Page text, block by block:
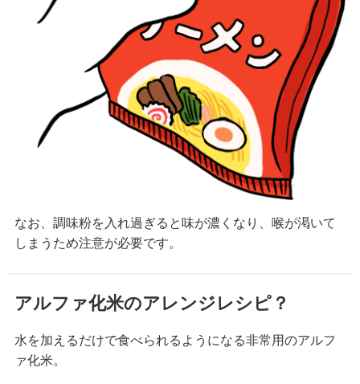
なお、調味粉を入れ過ぎると味が濃くなり、喉が渇いて
しまうため注意が必要です。
アルファ化米のアレンジレシピ？
水を加えるだけで食べられるようになる非常用のアルフ
ァ化米。